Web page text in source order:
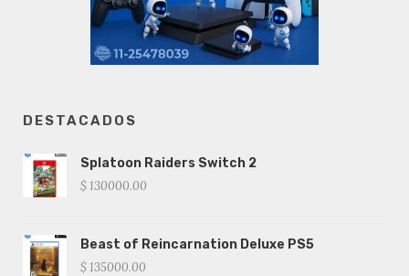
DESTACADOS
Splatoon Raiders Switch 2
$ 130000.00
Beast of Reincarnation Deluxe PS5
$ 135000.00